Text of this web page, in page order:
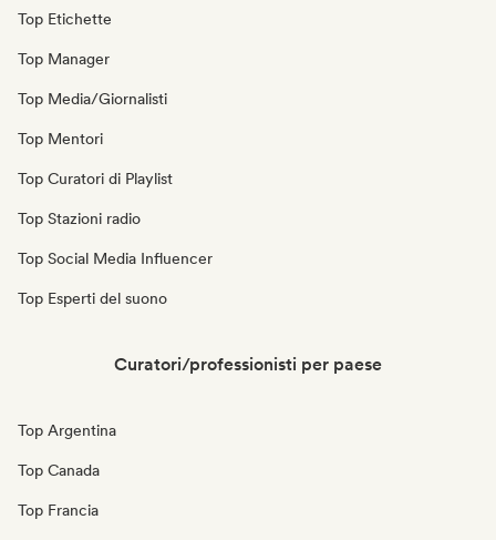
Top Etichette
Top Manager
Top Media/Giornalisti
Top Mentori
Top Curatori di Playlist
Top Stazioni radio
Top Social Media Influencer
Top Esperti del suono
Curatori/professionisti per paese
Top Argentina
Top Canada
Top Francia